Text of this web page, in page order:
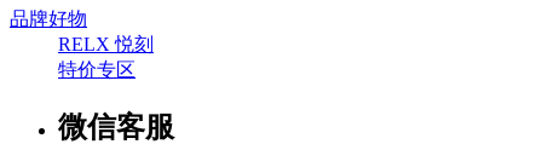
品牌好物
RELX 悦刻
特价专区
微信客服